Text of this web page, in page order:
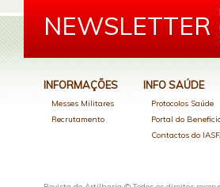
NEWSLETTER
INFORMAÇÕES
Messes Militares
Recrutamento
INFO SAÚDE
Protocolos Saúde
Portal do
Contactos do